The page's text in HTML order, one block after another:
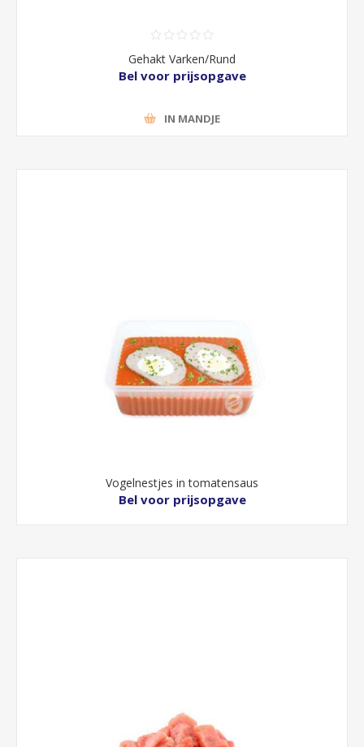
Gehakt Varken/Rund
Bel voor prijsopgave
IN MANDJE
Vogelnestjes in tomatensaus
Bel voor prijsopgave